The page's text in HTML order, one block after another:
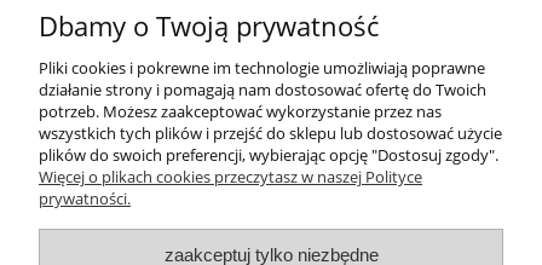
Pomoc
Moje konto
Dbamy o Twoją prywatność
Pliki cookies i pokrewne im technologie umożliwiają poprawne
działanie strony i pomagają nam dostosować ofertę do Twoich
potrzeb. Możesz zaakceptować wykorzystanie przez nas
wszystkich tych plików i przejść do sklepu lub dostosować użycie
plików do swoich preferencji, wybierając opcję "Dostosuj zgody".
Więcej o plikach cookies przeczytasz w naszej Polityce
prywatności.
zaakceptuj tylko niezbędne